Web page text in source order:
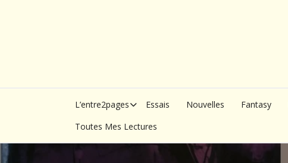
L’entre2pages Essais Nouvelles Fantasy
Toutes Mes Lectures